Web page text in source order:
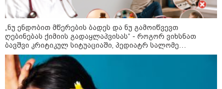
როგორ ჩავიცვათ 40 წლის
შემდეგ: მილიონერების
სტილისტის 8 ოქროს წესი და
აუცილებელი სამოსი
„ნუ ენდობით მწერების ბადეს და ნუ გამოიწვევთ
ღებინებას ქიმიის გადაყლაპვისას“ - როგორ ვიხსნათ
ბავშვი კრიტიკულ სიტუაციაში, პედიატრ სალომე
ახვლედიანის რჩევები